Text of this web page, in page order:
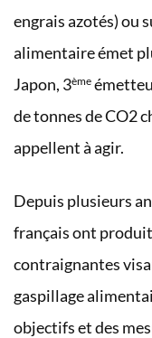
engrais azotés) ou
alimentaire émet
Japon, 3ème
de tonnes de CO2
appellent à agir.
Depuis plusieurs
français ont
contraignantes
gaspillage
objectifs et des